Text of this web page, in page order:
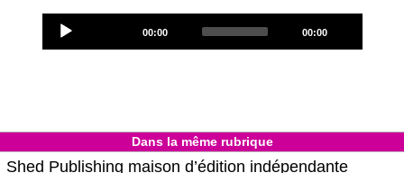
Player
Current
00:00
Total
00:00
Dans la même rubrique
Shed Publishing maison d’édition indépendante